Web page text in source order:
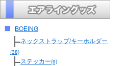
BOEING
ネックストラップ/キーホルダー
(38)
ステッカー(9)